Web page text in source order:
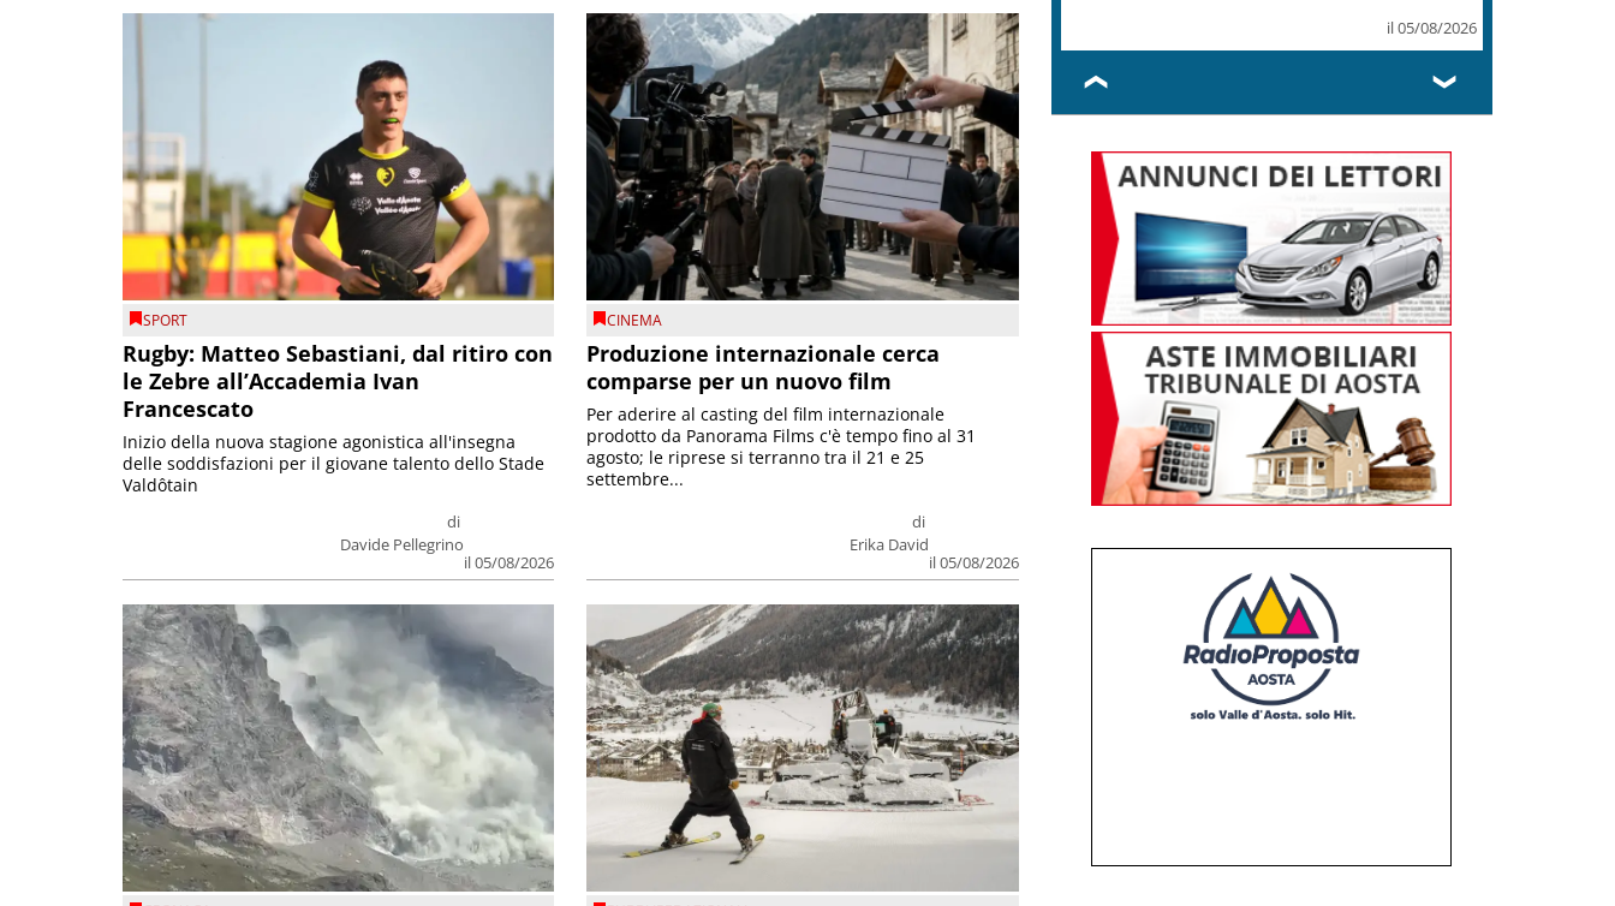
SPORT
Rugby: Matteo Sebastiani, dal ritiro con
le Zebre all’Accademia Ivan
Francescato
di
Davide Pellegrino
il 05/08/2026
Inizio della nuova stagione agonistica all'insegna
delle soddisfazioni per il giovane talento dello Stade
Valdôtain
CINEMA
Produzione internazionale cerca
comparse per un nuovo film
di
Erika David
il 05/08/2026
Per aderire al casting del film internazionale
prodotto da Panorama Films c'è tempo fino al 31
agosto; le riprese si terranno tra il 21 e 25
settembre...
il 05/08/2026
❮ ❯